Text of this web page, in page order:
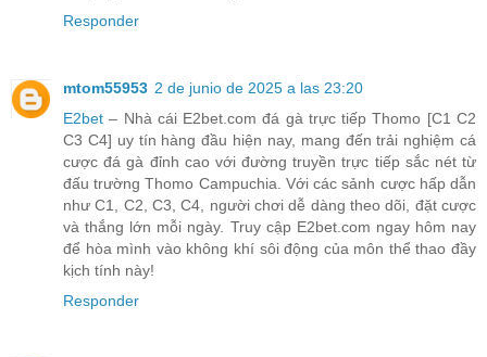
Responder
mtom55953 2 de junio de 2025 a las 23:20
E2bet – Nhà cái E2bet.com đá gà trực tiếp Thomo [C1 C2
C3 C4] uy tín hàng đầu hiện nay, mang đến trải nghiệm cá
cược đá gà đỉnh cao với đường truyền trực tiếp sắc nét từ
đấu trường Thomo Campuchia. Với các sảnh cược hấp dẫn
như C1, C2, C3, C4, người chơi dễ dàng theo dõi, đặt cược
và thắng lớn mỗi ngày. Truy cập E2bet.com ngay hôm nay
để hòa mình vào không khí sôi động của môn thể thao đầy
kịch tính này!
Responder